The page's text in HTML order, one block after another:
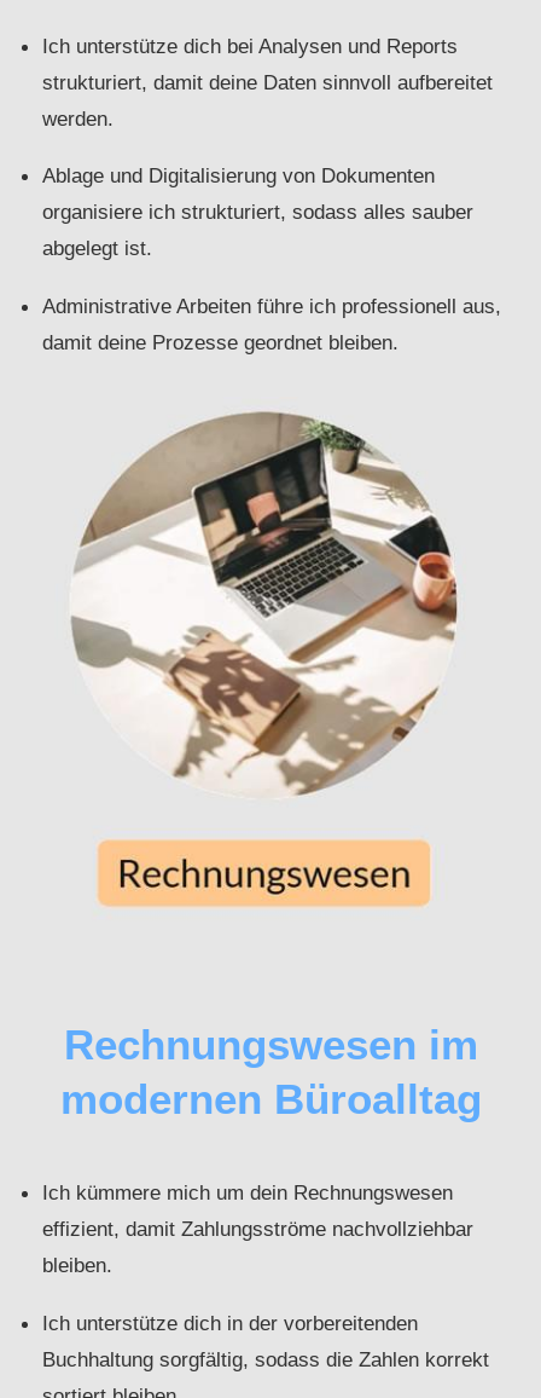
Ich unterstütze dich bei Analysen und Reports
strukturiert, damit deine Daten sinnvoll aufbereitet
werden.
Ablage und Digitalisierung von Dokumenten
organisiere ich strukturiert, sodass alles sauber
abgelegt ist.
Administrative Arbeiten führe ich professionell aus,
damit deine Prozesse geordnet bleiben.
Rechnungswesen im
modernen Büroalltag
Ich kümmere mich um dein Rechnungswesen
effizient, damit Zahlungsströme nachvollziehbar
bleiben.
Ich unterstütze dich in der vorbereitenden
Buchhaltung sorgfältig, sodass die Zahlen korrekt